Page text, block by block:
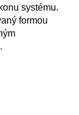
systému.
formou